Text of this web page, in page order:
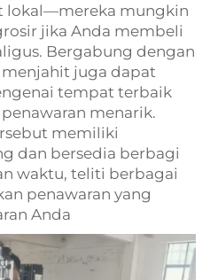
lokal—mereka mungkin
jika Anda membeli
Bergabung dengan
juga dapat
tempat terbaik
menarik.
memiliki
dan bersedia berbagi
waktu, teliti berbagai
penawaran yang
Anda